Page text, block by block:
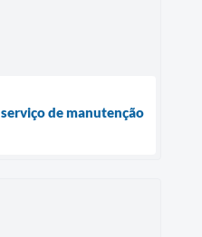
de manutenção